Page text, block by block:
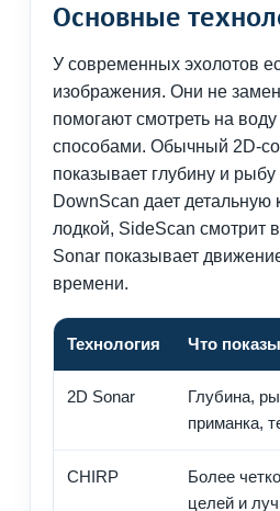
Основные
У современных эхолотов
изображения. Они не
помогают смотреть на
способами. Обычный 2D-
показывает глубину и
DownScan дает детальную
лодкой, SideScan смотрит
Sonar показывает
времени.
Технология Что
2D Sonar
Глубина,
приманка,
CHIRP
Более
целей и